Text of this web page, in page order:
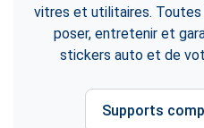
vitres et utilitaires.
poser, entretenir et
stickers auto et de
Supports